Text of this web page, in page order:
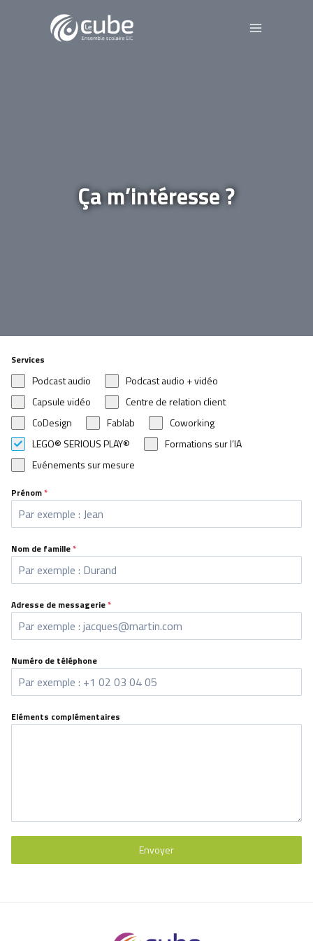
Ça m’intéresse ?
Services
Podcast audio
Podcast audio + vidéo
Capsule vidéo
Centre de relation client
CoDesign
Fablab
Coworking
LEGO® SERIOUS PLAY®
Formations sur l’IA
Evénements sur mesure
Prénom*
Nom de famille*
Adresse de messagerie*
Numéro de téléphone
Eléments complémentaires
Envoyer